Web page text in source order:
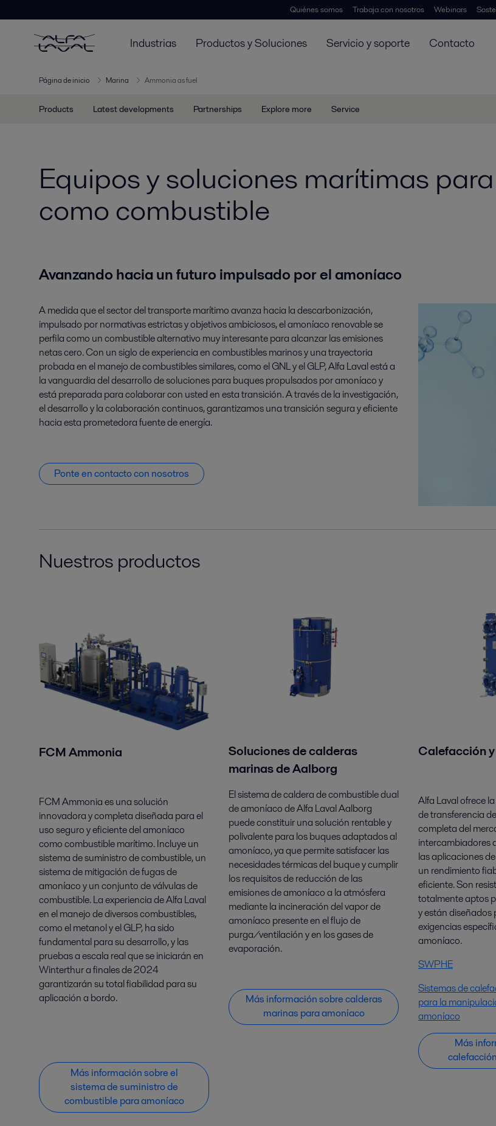
Quiénes somos Trabaja con nosotros Webinars
Industrias Productos y Soluciones Servicio y soporte Contacto
Página de inicio Marina Ammonia as fuel
Products Latest developments Partnerships Explore more Service
Equipos y soluciones marítimas
como combustible
Avanzando hacia un futuro impulsado por el amoníaco
A medida que el sector del transporte marítimo avanza hacia la descarbonización,
impulsado por normativas estrictas y objetivos ambiciosos, el amoníaco renovable se
perfila como un combustible alternativo muy interesante para alcanzar las emisiones
netas cero. Con un siglo de experiencia en combustibles marinos y una trayectoria
probada en el manejo de combustibles similares, como el GNL y el GLP, Alfa Laval está a
la vanguardia del desarrollo de soluciones para buques propulsados por amoníaco y
está preparada para colaborar con usted en esta transición. A través de la investigación,
el desarrollo y la colaboración continuos, garantizamos una transición segura y eficiente
hacia esta prometedora fuente de energía.
Ponte en contacto con nosotros
Nuestros productos
FCM Ammonia
FCM Ammonia es una solución
innovadora y completa diseñada para el
uso seguro y eficiente del amoníaco
como combustible marítimo. Incluye un
sistema de suministro de combustible, un
sistema de mitigación de fugas de
amoníaco y un conjunto de válvulas de
combustible. La experiencia de Alfa Laval
en el manejo de diversos combustibles,
como el metanol y el GLP, ha sido
fundamental para su desarrollo, y las
pruebas a escala real que se iniciarán en
Winterthur a finales de 2024
garantizarán su total fiabilidad para su
aplicación a bordo.
Más información sobre el
sistema de suministro de
combustible para amoníaco
Soluciones de calderas
marinas de Aalborg
El sistema de caldera de combustible dual
de amoníaco de Alfa Laval Aalborg
puede constituir una solución rentable y
polivalente para los buques adaptados al
amoníaco, ya que permite satisfacer las
necesidades térmicas del buque y cumplir
los requisitos de reducción de las
emisiones de amoníaco a la atmósfera
mediante la incineración del vapor de
amoníaco presente en el flujo de
purga/ventilación y en los gases de
evaporación.
Más información sobre calderas
marinas para amoníaco
Calefacción
Alfa Laval ofrece
de transferencia
completa del
intercambiadores
las aplicaciones
un rendimiento
eficiente. Son
totalmente aptos
y están diseñados
exigencias
amoníaco.
SWPHE
Sistemas de
para la
amoníaco
Más